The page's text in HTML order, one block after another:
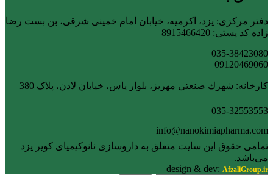
دفتر مرکزی: یزد، اکرمیه، خیابان امام خمینی شرقی، بن بست رضا
زاده کد پستی: 8915466420
035-38423080
09120469060
کارخانه: شهرك صنعتی مهریز، بلوار یاس، خیابان لادن، پلاک 380
035-32553553
info@nanokimiapharma.com
تمامی حقوق این سایت متعلق به داروسازی نانوکیمیای کویر یزد
می‌باشد.
design & dev: AfzaliGroup.ir